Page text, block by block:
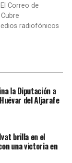
Correo de
radiofónicos
la Diputación a
del Aljarafe
brilla en el
una victoria en